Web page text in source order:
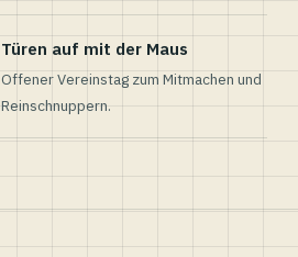
Türen auf mit der Maus
Offener Vereinstag zum Mitmachen und
Reinschnuppern.